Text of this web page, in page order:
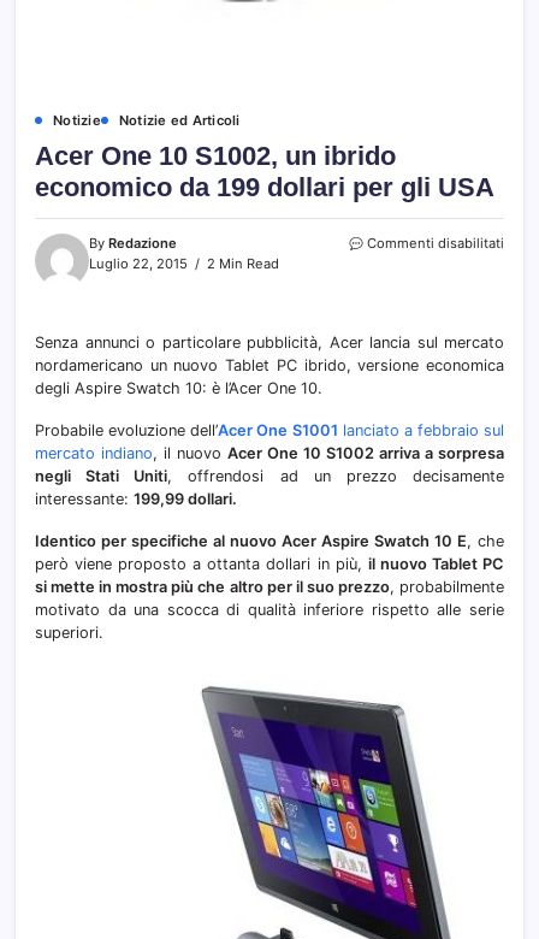
Notizie Notizie ed Articoli
Acer One 10 S1002, un ibrido
economico da 199 dollari per gli USA
By Redazione
Luglio 22, 2015
2 Min Read
Commenti disabilitati
ibrido
Senza annunci o particolare pubblicità, Acer lancia sul mercato
nordamericano un nuovo Tablet PC ibrido, versione economica
degli Aspire Swatch 10: è l’Acer One 10.
Probabile evoluzione dell’Acer One S1001 lanciato a febbraio sul
mercato indiano, il nuovo Acer One 10 S1002 arriva a sorpresa
negli Stati Uniti, offrendosi ad un prezzo decisamente
interessante: 199,99 dollari.
Identico per specifiche al nuovo Acer Aspire Swatch 10 E, che
però viene proposto a ottanta dollari in più, il nuovo Tablet PC
si mette in mostra più che altro per il suo prezzo, probabilmente
motivato da una scocca di qualità inferiore rispetto alle serie
superiori.